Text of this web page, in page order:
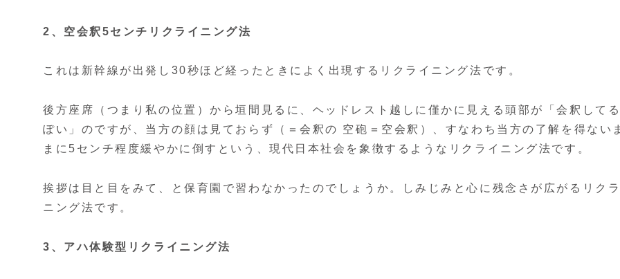
2、空会釈5センチリクライニング法
これは新幹線が出発し30秒ほど経ったときによく出現するリクライニング法です。
後方座席（つまり私の位置）から垣間見るに、ヘッドレスト越しに僅かに見える頭部が「会釈して
ぽい」のですが、当方の顔は見ておらず（＝会釈の 空砲＝空会釈）、すなわち当方の了解を得ない
まに5センチ程度緩やかに倒すという、現代日本社会を象徴するようなリクライニング法です。
挨拶は目と目をみて、と保育園で習わなかったのでしょうか。しみじみと心に残念さが広がるリク
ニング法です。
3、アハ体験型リクライニング法